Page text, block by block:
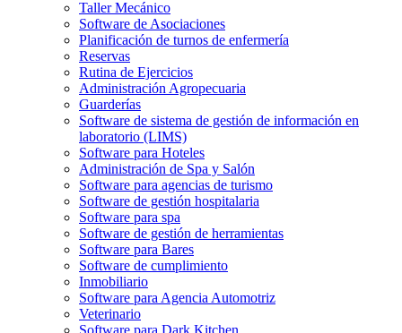
Taller Mecánico
Software de Asociaciones
Planificación de turnos de enfermería
Reservas
Rutina de Ejercicios
Administración Agropecuaria
Guarderías
Software de sistema de gestión de información en
laboratorio (LIMS)
Software para Hoteles
Administración de Spa y Salón
Software para agencias de turismo
Software de gestión hospitalaria
Software para spa
Software de gestión de herramientas
Software para Bares
Software de cumplimiento
Inmobiliario
Software para Agencia Automotriz
Veterinario